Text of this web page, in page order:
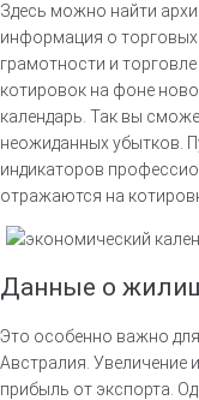
Здесь можно найти
информация о торговых
грамотности и
котировок на фоне
календарь. Так вы
неожиданных убытков.
индикаторов
отражаются на
Данные о
Это особенно важно
Австралия. Увеличение
прибыль от экспорта.